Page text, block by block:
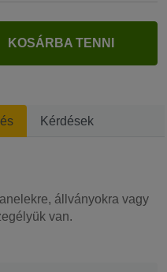
KOSÁRBA TENNI
Kérdések
állványokra vagy
van.